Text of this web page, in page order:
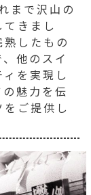
まで沢山の
きまし
したもの
他のスイ
を実現し
魅力を伝
ご提供し